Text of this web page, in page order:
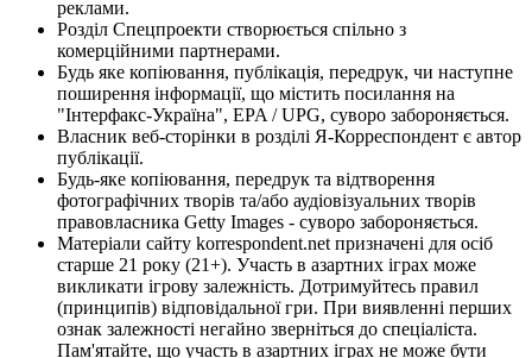
реклами.
Розділ Спецпроекти створюється спільно з
комерційними партнерами.
Будь яке копіювання, публікація, передрук, чи наступне
поширення інформації, що містить посилання на
"Інтерфакс-Україна", EPA / UPG, суворо забороняється.
Власник веб-сторінки в розділі Я-Корреспондент є автор
публікації.
Будь-яке копіювання, передрук та відтворення
фотографічних творів та/або аудіовізуальних творів
правовласника Getty Images - суворо забороняється.
Матеріали сайту korrespondent.net призначені для осіб
старше 21 року (21+). Участь в азартних іграх може
викликати ігрову залежність. Дотримуйтесь правил
(принципів) відповідальної гри. При виявленні перших
ознак залежності негайно зверніться до спеціаліста.
Пам'ятайте, що участь в азартних іграх не може бути